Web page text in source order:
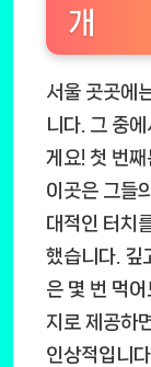
개
서울 곳곳에
니다. 그 중
게요! 첫 번째
이곳은 그들
대적인 터치
했습니다. 깊
은 몇 번 먹
지로 제공하
인상적입니